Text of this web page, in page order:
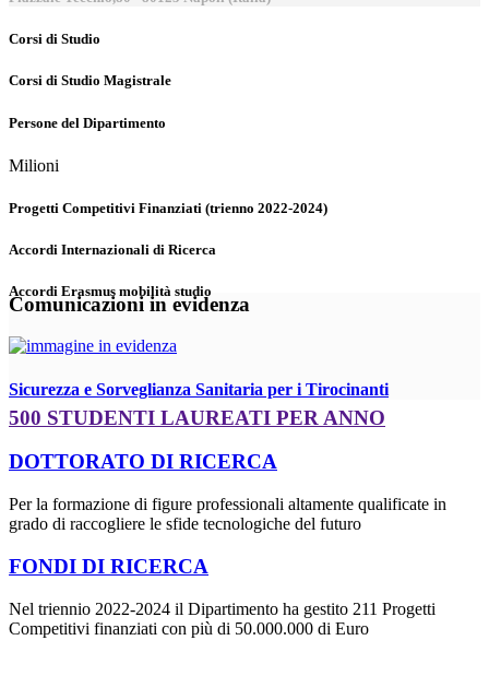
Corsi di Studio
Corsi di Studio Magistrale
Persone del Dipartimento
Milioni
Progetti Competitivi Finanziati (trienno 2022-2024)
Accordi Internazionali di Ricerca
Accordi Erasmus mobilità studio
Comunicazioni in evidenza
Sicurezza e Sorveglianza Sanitaria per i Tirocinanti
500 STUDENTI LAUREATI PER ANNO
DOTTORATO DI RICERCA
Per la formazione di figure professionali altamente qualificate in
grado di raccogliere le sfide tecnologiche del futuro
FONDI DI RICERCA
Nel triennio 2022-2024 il Dipartimento ha gestito 211 Progetti
Competitivi finanziati con più di 50.000.000 di Euro